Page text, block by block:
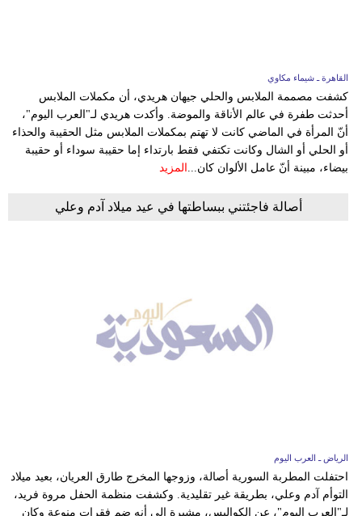
القاهرة ـ شيماء مكاوي
كشفت مصممة الملابس والحلي جيهان هريدي، أن مكملات الملابس
أحدثت طفرة في عالم الأناقة والموضة. وأكدت هريدي لـ"العرب اليوم"،
أنّ المرأة في الماضي كانت لا تهتم بمكملات الملابس مثل الحقيبة والحذاء
أو الحلي أو الشال وكانت تكتفي فقط بارتداء إما حقيبة سوداء أو حقيبة
بيضاء، مبينة أنّ عامل الألوان كان... المزيد
أصالة فاجئتني ببساطتها في عيد ميلاد آدم وعلي
الرياض ـ العرب اليوم
احتفلت المطربة السورية أصالة، وزوجها المخرج طارق العريان، بعيد ميلاد
التوأم آدم وعلي، بطريقة غير تقليدية. وكشفت منظمة الحفل مروة فريد،
لـ"العرب اليوم"، عن الكواليس، مشيرة إلى أنه ضم فقرات منوعة وكان